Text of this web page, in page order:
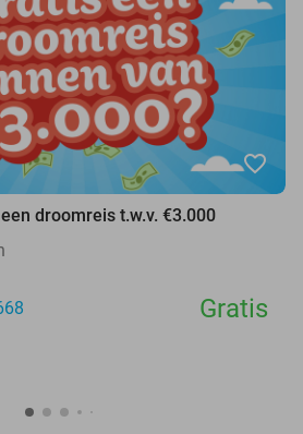
favorite_border
droomreis t.w.v. €3.000
Gratis